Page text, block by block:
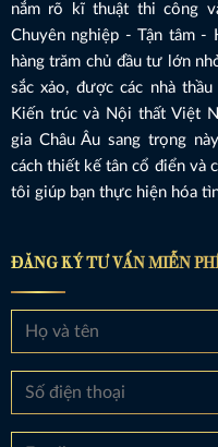
nắm rõ kĩ thuật thi công
Chuyên nghiệp - Tận tâm -
hàng trăm chủ đầu tư lớn
sắc xảo, được các nhà
Kiến trúc và Nội thất Việt
gia Châu Âu sang trọng
cách thiết kế tân cổ điển và
tôi giúp bạn thực hiện hóa
ĐĂNG KÝ TƯ VẤN MIỄN